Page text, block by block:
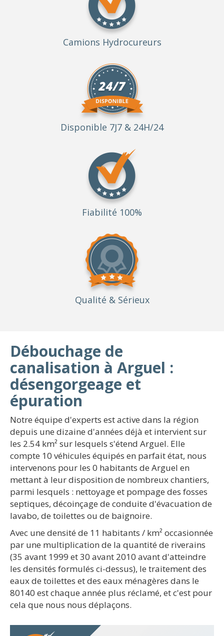
Camions Hydrocureurs
Disponible 7J7 & 24H/24
Fiabilité 100%
Qualité & Sérieux
Débouchage de
canalisation à Arguel :
désengorgeage et
épuration
Notre équipe d'experts est active dans la région
depuis une dizaine d'années déjà et intervient sur
les 2.54 km² sur lesquels s'étend Arguel. Elle
compte 10 véhicules équipés en parfait état, nous
intervenons pour les 0 habitants de Arguel en
mettant à leur disposition de nombreux chantiers,
parmi lesquels : nettoyage et pompage des fosses
septiques, décoinçage de conduite d'évacuation de
lavabo, de toilettes ou de baignoire.
Avec une densité de 11 habitants / km² occasionnée
par une multiplication de la quantité de riverains
(35 avant 1999 et 30 avant 2010 avant d'atteindre
les densités formulés ci-dessus), le traitement des
eaux de toilettes et des eaux ménagères dans le
80140 est chaque année plus réclamé, et c'est pour
cela que nous nous déplaçons.